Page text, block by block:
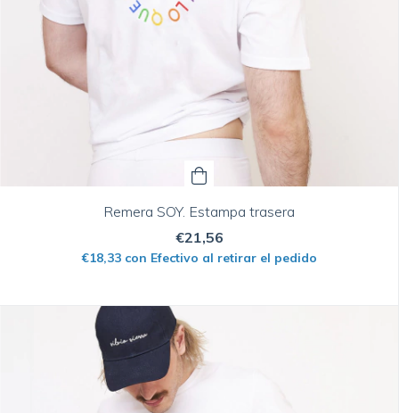
Remera SOY. Estampa trasera
€21,56
€18,33 con Efectivo al retirar el pedido